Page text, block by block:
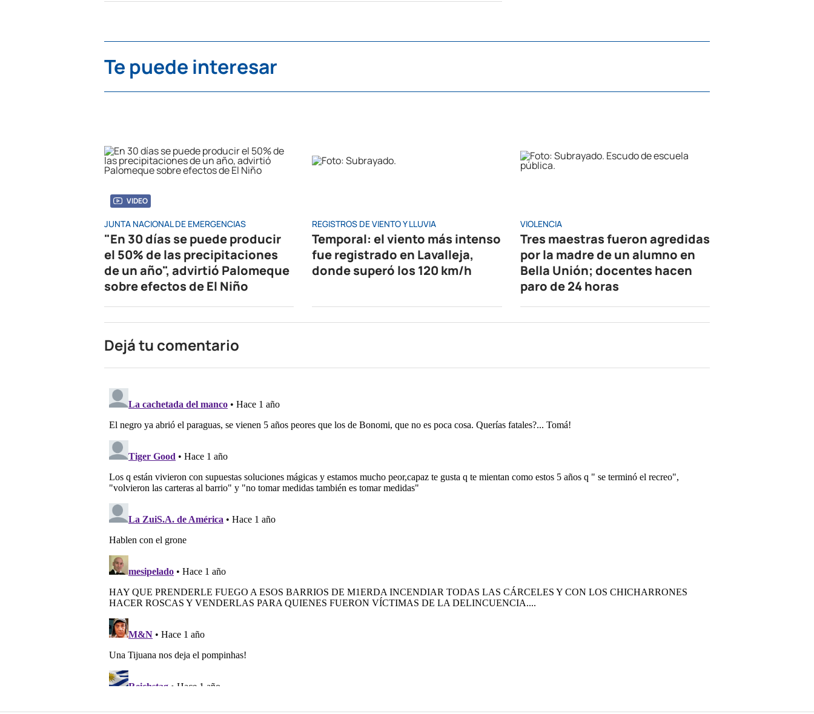
Te puede interesar
VIDEO
JUNTA NACIONAL DE EMERGENCIAS
"En 30 días se puede producir
el 50% de las precipitaciones
de un año", advirtió Palomeque
sobre efectos de El Niño
REGISTROS DE VIENTO Y LLUVIA
Temporal: el viento más intenso
fue registrado en Lavalleja,
donde superó los 120 km/h
VIOLENCIA
Tres maestras fueron agredidas
por la madre de un alumno en
Bella Unión; docentes hacen
paro de 24 horas
Dejá tu comentario